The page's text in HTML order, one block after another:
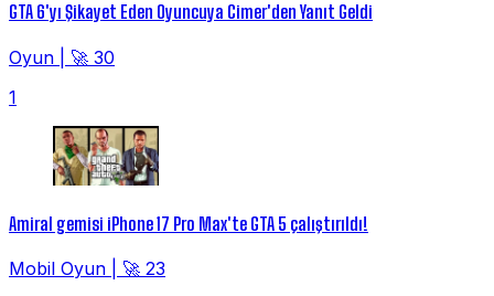
GTA 6'yı Şikayet Eden Oyuncuya Cimer'den Yanıt Geldi
Oyun
🚀 30
1
Amiral gemisi iPhone 17 Pro Max'te GTA 5 çalıştırıldı!
Mobil Oyun
🚀 23